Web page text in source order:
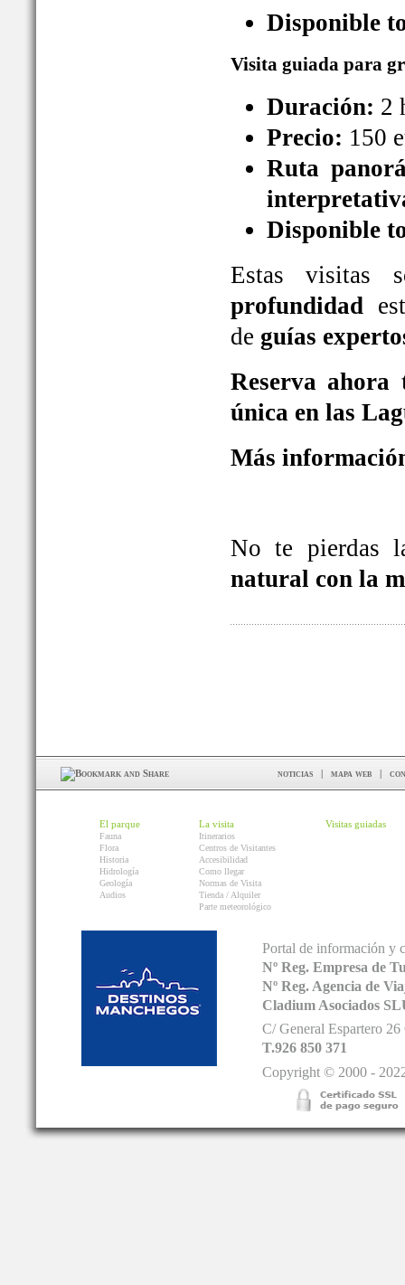
Disponible
Visita guiada para
Duración: 2
Precio: 150
Ruta
Disponible
Estas
profundidad
de guías
Reserva
única en las
Más
No te pierdas
natural con la
noticias mapa web
El parque
Fauna
Flora
Historia
Hidrología
Geología
Audios
La visita
Itinerarios
Centros de Visitantes
Accesibilidad
Como llegar
Normas de Visita
Tienda / Alquiler
Parte meteorológico
Visitas guiadas
Portal de información y
Nº Reg. Empresa de
Nº Reg. Agencia de
Cladium Asociados
C/ General Espartero
T.926 850 371
Copyright © 2000 -